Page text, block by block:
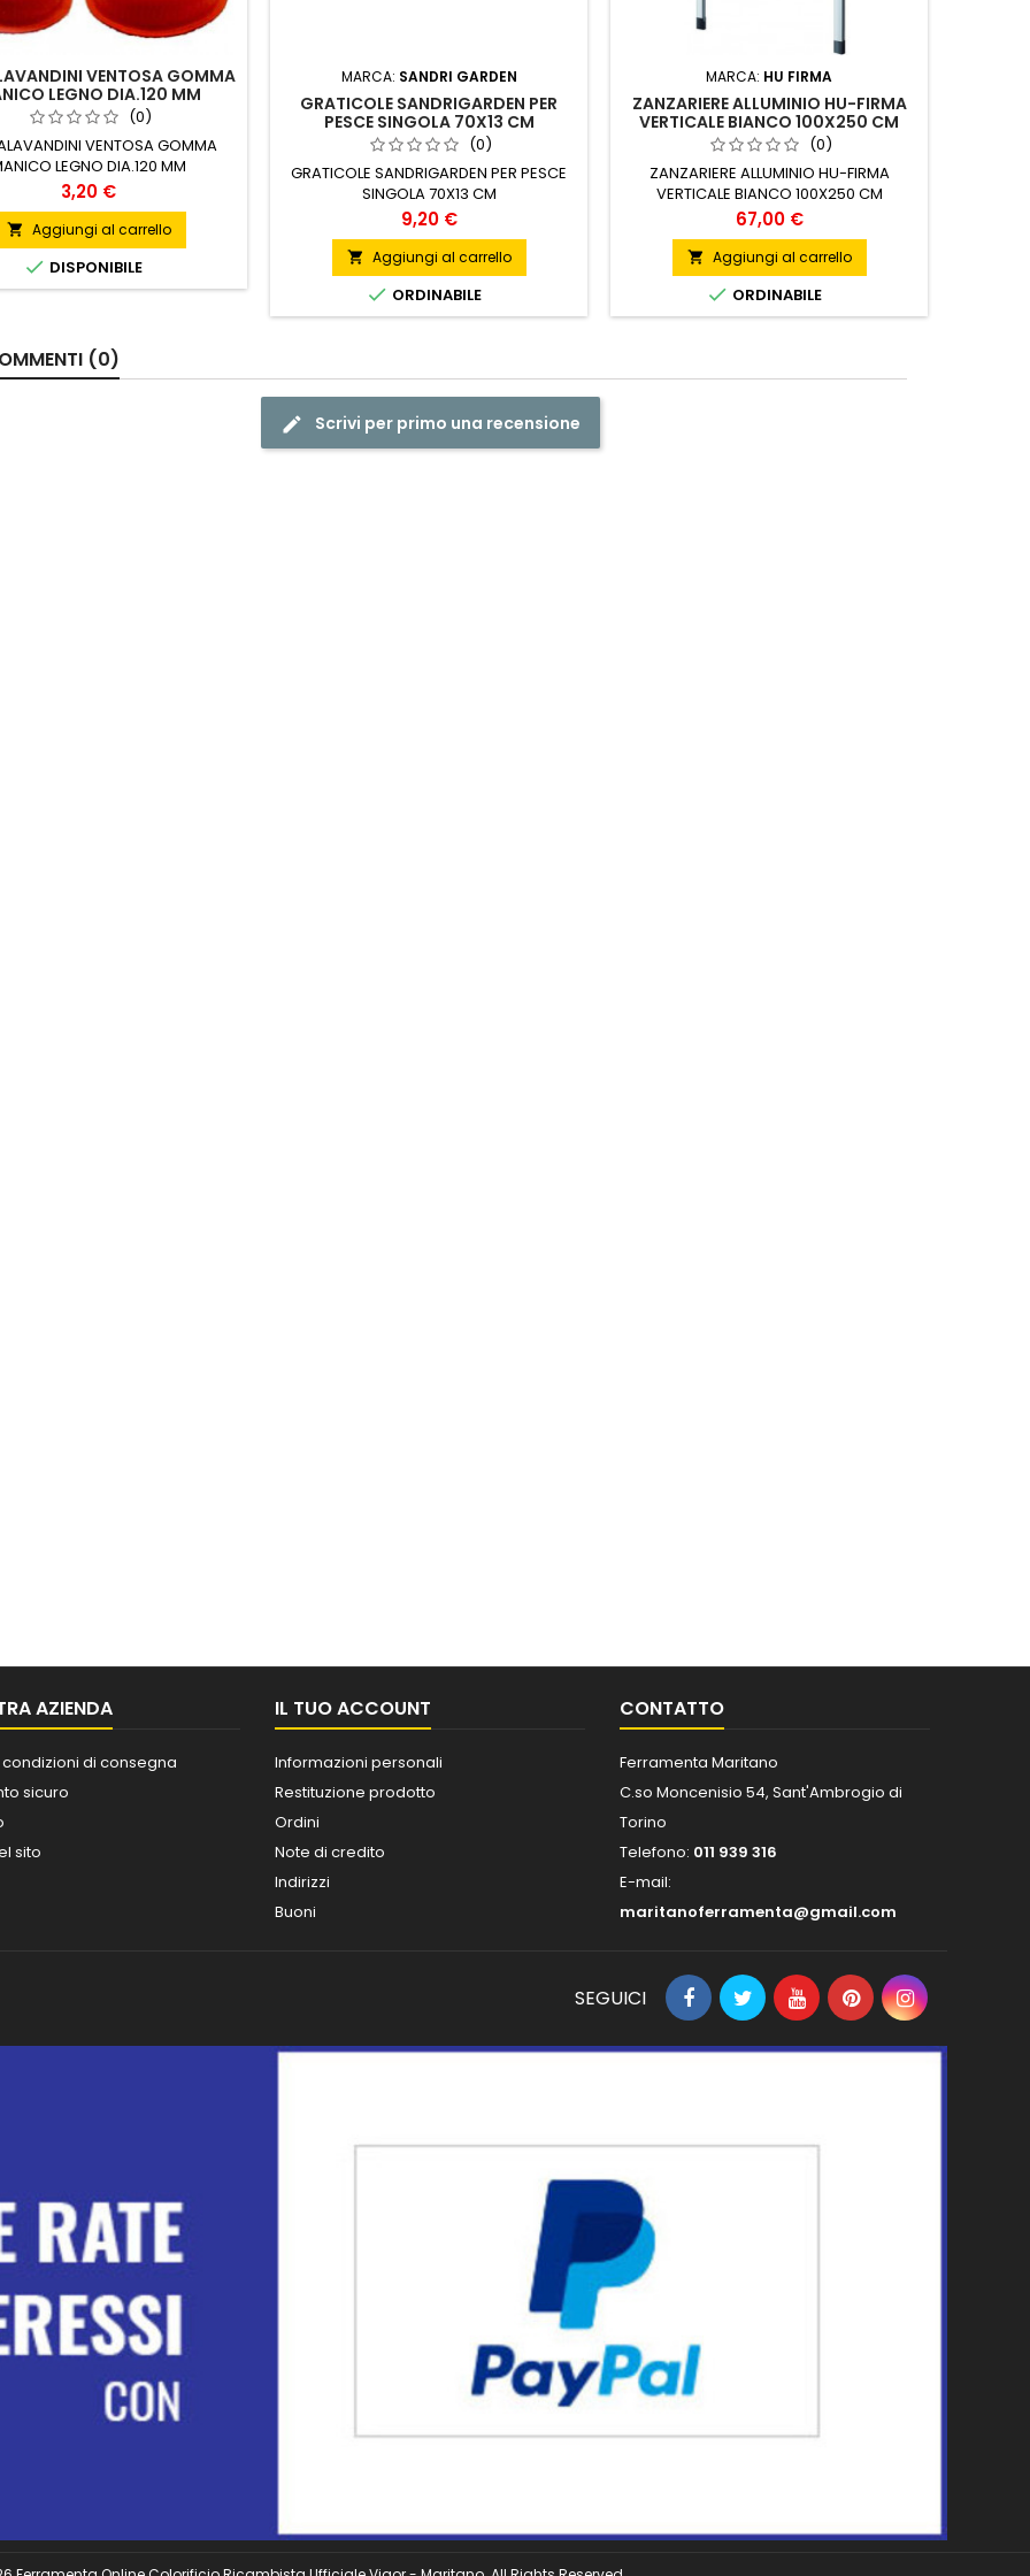
VENTOSA GOMMA
LEGNO DIA.120 MM
(0)
VENTOSA GOMMA
LEGNO DIA.120 MM
Prezzo
3,20 €
 Aggiungi al carrello
 DISPONIBILE
MARCA: SANDRI GARDEN
GRATICOLE SANDRIGARDEN PER
PESCE SINGOLA 70X13 CM
(0)
GRATICOLE SANDRIGARDEN PER PESCE
SINGOLA 70X13 CM
Prezzo
9,20 €
 Aggiungi al carrello
 ORDINABILE
MARCA: HU FIRMA
ZANZARIERE ALLUMINIO HU-FIRMA
VERTICALE BIANCO 100X250 CM
(0)
ZANZARIERE ALLUMINIO HU-FIRMA
VERTICALE BIANCO 100X250 CM
Prezzo
67,00 €
 Aggiungi al carrello
 ORDINABILE
(0)
Scrivi per primo una recensione
AZIENDA
di consegna
sicuro
sito
IL TUO ACCOUNT
Informazioni personali
Restituzione prodotto
Ordini
Note di credito
Indirizzi
Buoni
CONTATTO
Ferramenta Maritano
C.so Moncenisio 54, Sant'Ambrogio di
Torino
Telefono: 011 939 316
E-mail:
maritanoferramenta@gmail.com
SEGUICI